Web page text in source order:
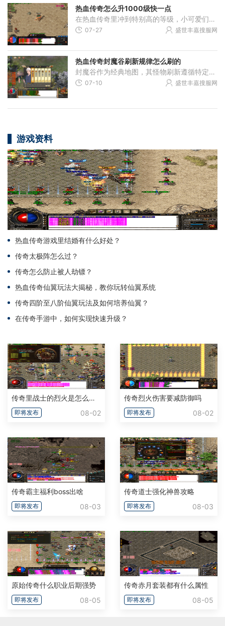
热血传奇怎么升1000级快一点
在热血传奇里冲到特别高的等级，小可爱们首先要明白，光靠一个人埋头苦干会走得很慢，得多和游戏里的小伙伴们一起玩。找几个经常在线的好朋友，加入一个人气旺的行会，大家约
07-27 盛世丰嘉搜服网
热血传奇封魔谷刷新规律怎么刷的
封魔谷作为经典地图，其怪物刷新遵循特定时间循环，不同区域和怪物类型有独立的刷新间隔，普遍规律是普通小怪刷新较快而精英怪物和首领级怪物刷新周期较长，这种时间分布既保
07-10 盛世丰嘉搜服网
游戏资料
热血传奇游戏里结婚有什么好处？
传奇太极阵怎么过？
传奇怎么防止被人劫镖？
热血传奇仙翼玩法大揭秘，教你玩转仙翼系统
传奇四阶至八阶仙翼玩法及如何培养仙翼？
在传奇手游中，如何实现快速升级？
传奇里战士的烈火是怎么算的啊
即将发布 08-02
传奇烈火伤害要减防御吗
即将发布 08-02
传奇霸主福利boss出啥
即将发布 08-03
传奇道士强化神兽攻略
即将发布 08-03
原始传奇什么职业后期强势
即将发布 08-05
传奇赤月套装都有什么属性
即将发布 08-05